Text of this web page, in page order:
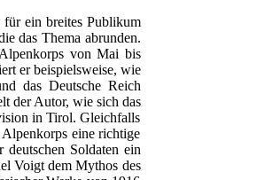
für ein breites Publikum
das Thema abrunden.
von Mai bis
er beispielsweise, wie
das Deutsche Reich
der Autor, wie sich das
in Tirol. Gleichfalls
eine richtige
Soldaten ein
Voigt dem Mythos des